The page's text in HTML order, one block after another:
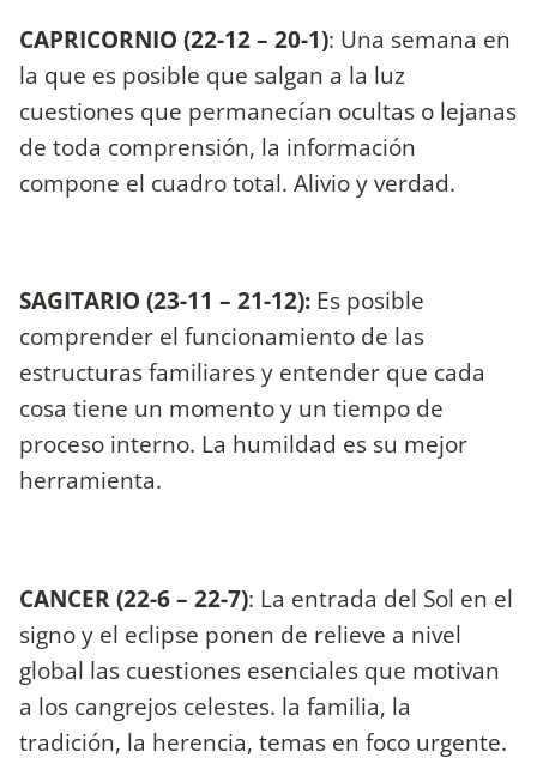
CAPRICORNIO (22-12 – 20-1): Una semana en
la que es posible que salgan a la luz
cuestiones que permanecían ocultas o lejanas
de toda comprensión, la información
compone el cuadro total. Alivio y verdad.
SAGITARIO (23-11 – 21-12): Es posible
comprender el funcionamiento de las
estructuras familiares y entender que cada
cosa tiene un momento y un tiempo de
proceso interno. La humildad es su mejor
herramienta.
CANCER (22-6 – 22-7): La entrada del Sol en el
signo y el eclipse ponen de relieve a nivel
global las cuestiones esenciales que motivan
a los cangrejos celestes. la familia, la
tradición, la herencia, temas en foco urgente.